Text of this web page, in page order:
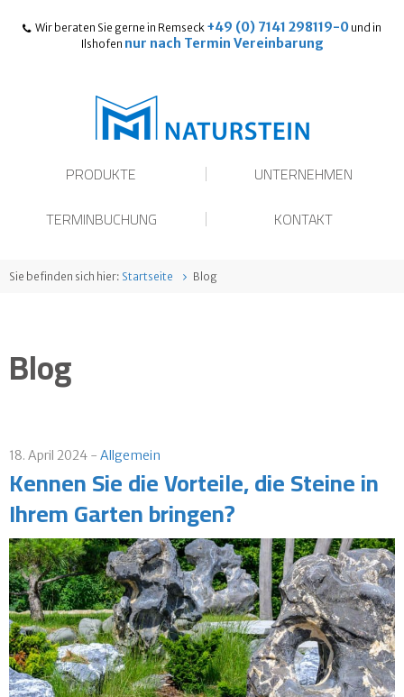
Wir beraten Sie gerne in Remseck +49 (0) 7141 298119-0 und in
Ilshofen nur nach Termin Vereinbarung
PRODUKTE
UNTERNEHMEN
TERMINBUCHUNG
KONTAKT
Sie befinden sich hier: Startseite Blog
Blog
18. April 2024 Allgemein
Kennen Sie die Vorteile, die Steine ​​in
Ihrem Garten bringen?